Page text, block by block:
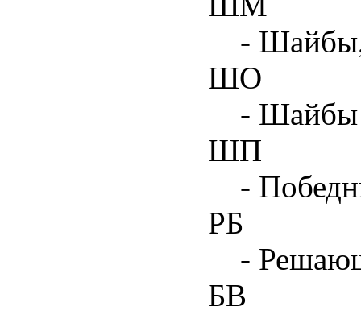
- Шайбы,
ШО
- Шайбы
ШП
-
РБ
-
БВ